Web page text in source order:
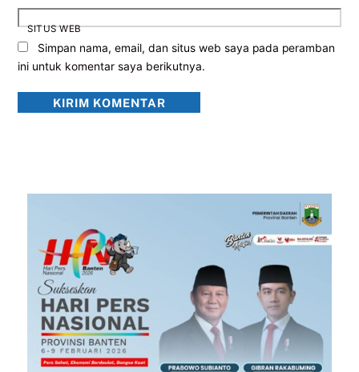
SITUS WEB
Simpan nama, email, dan situs web saya pada peramban
ini untuk komentar saya berikutnya.